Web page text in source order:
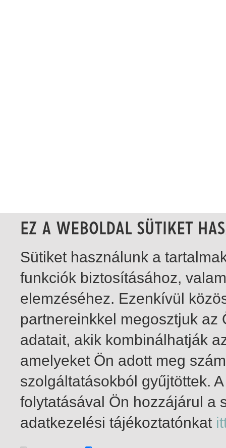
1-4 / total 4 hit
Sütiket használunk a
funkciók biztosításához,
elemzéséhez. Ezenkívül
partnereinkkel megosztjuk
adatait, akik kombinálhatják
amelyeket Ön adott meg
szolgáltatásokból gyűjtöttek.
folytatásával Ön hozzájárul a
adatkezelési tájékoztatónkat